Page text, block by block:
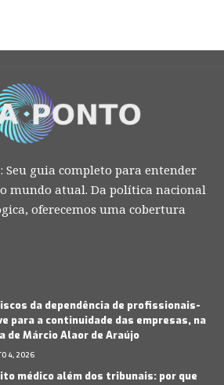
Seu guia completo para entender
mundo atual. Da política nacional
oferecemos uma cobertura
da dependência de profissionais-
para a continuidade das empresas, na
de Márcio Alaor de Araújo
4, 2026
médico além dos tribunais: por que